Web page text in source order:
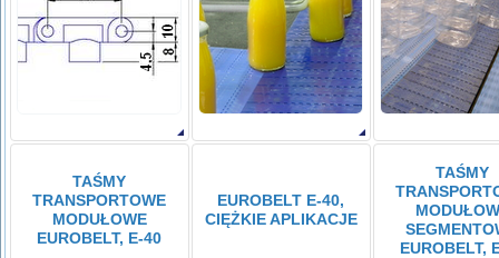
TAŚMY
TRANSPORTOWE
MODUŁOWE
EUROBELT, E-40
EUROBELT E-40,
CIĘŻKIE APLIKACJE
TAŚMY
EUROBELT,